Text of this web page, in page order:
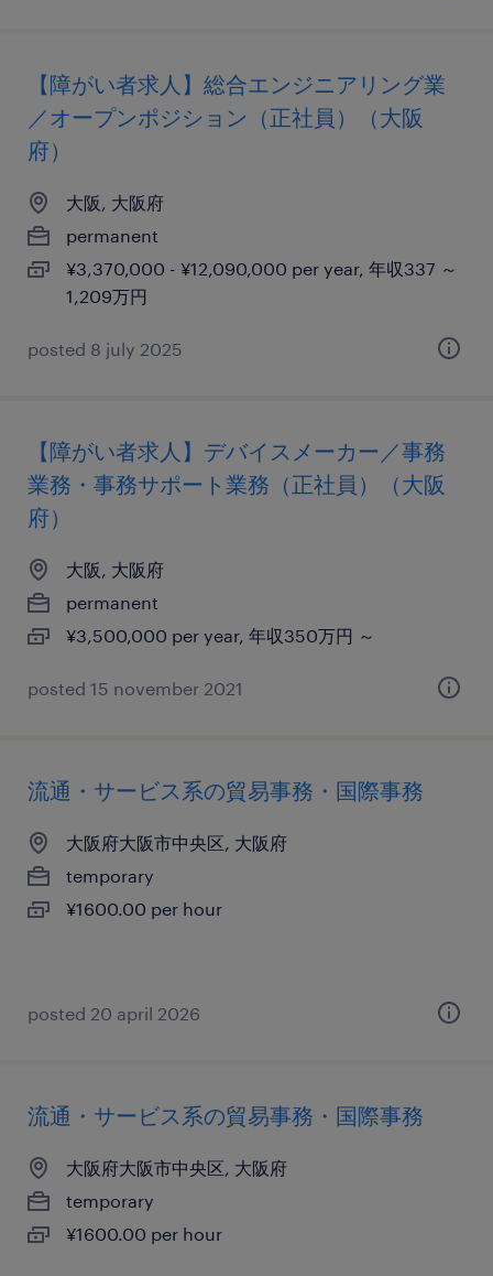
【障がい者求人】総合エンジニアリング業
／オープンポジション（正社員）（大阪
府）
大阪, 大阪府
permanent
¥3,370,000 - ¥12,090,000 per year, 年収337 ～
1,209万円
posted 8 july 2025
【障がい者求人】デバイスメーカー／事務
業務・事務サポート業務（正社員）（大阪
府）
大阪, 大阪府
permanent
¥3,500,000 per year, 年収350万円 ～
posted 15 november 2021
流通・サービス系の貿易事務・国際事務
大阪府大阪市中央区, 大阪府
temporary
¥1600.00 per hour
posted 20 april 2026
流通・サービス系の貿易事務・国際事務
大阪府大阪市中央区, 大阪府
temporary
¥1600.00 per hour